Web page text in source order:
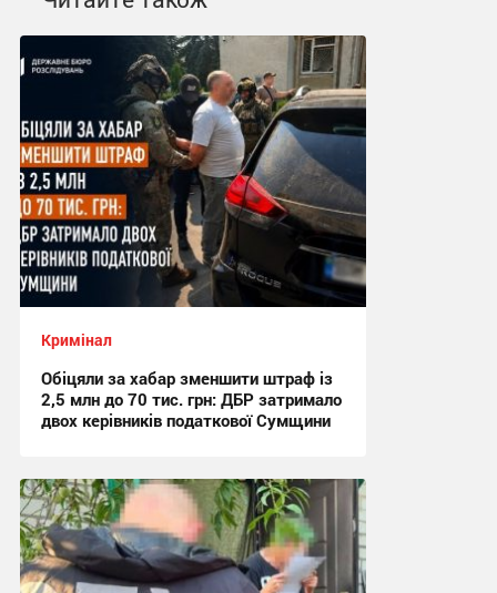
Кримінал
Обіцяли за хабар зменшити штраф із
2,5 млн до 70 тис. грн: ДБР затримало
двох керівників податкової Сумщини
17:42, 6.08.2026